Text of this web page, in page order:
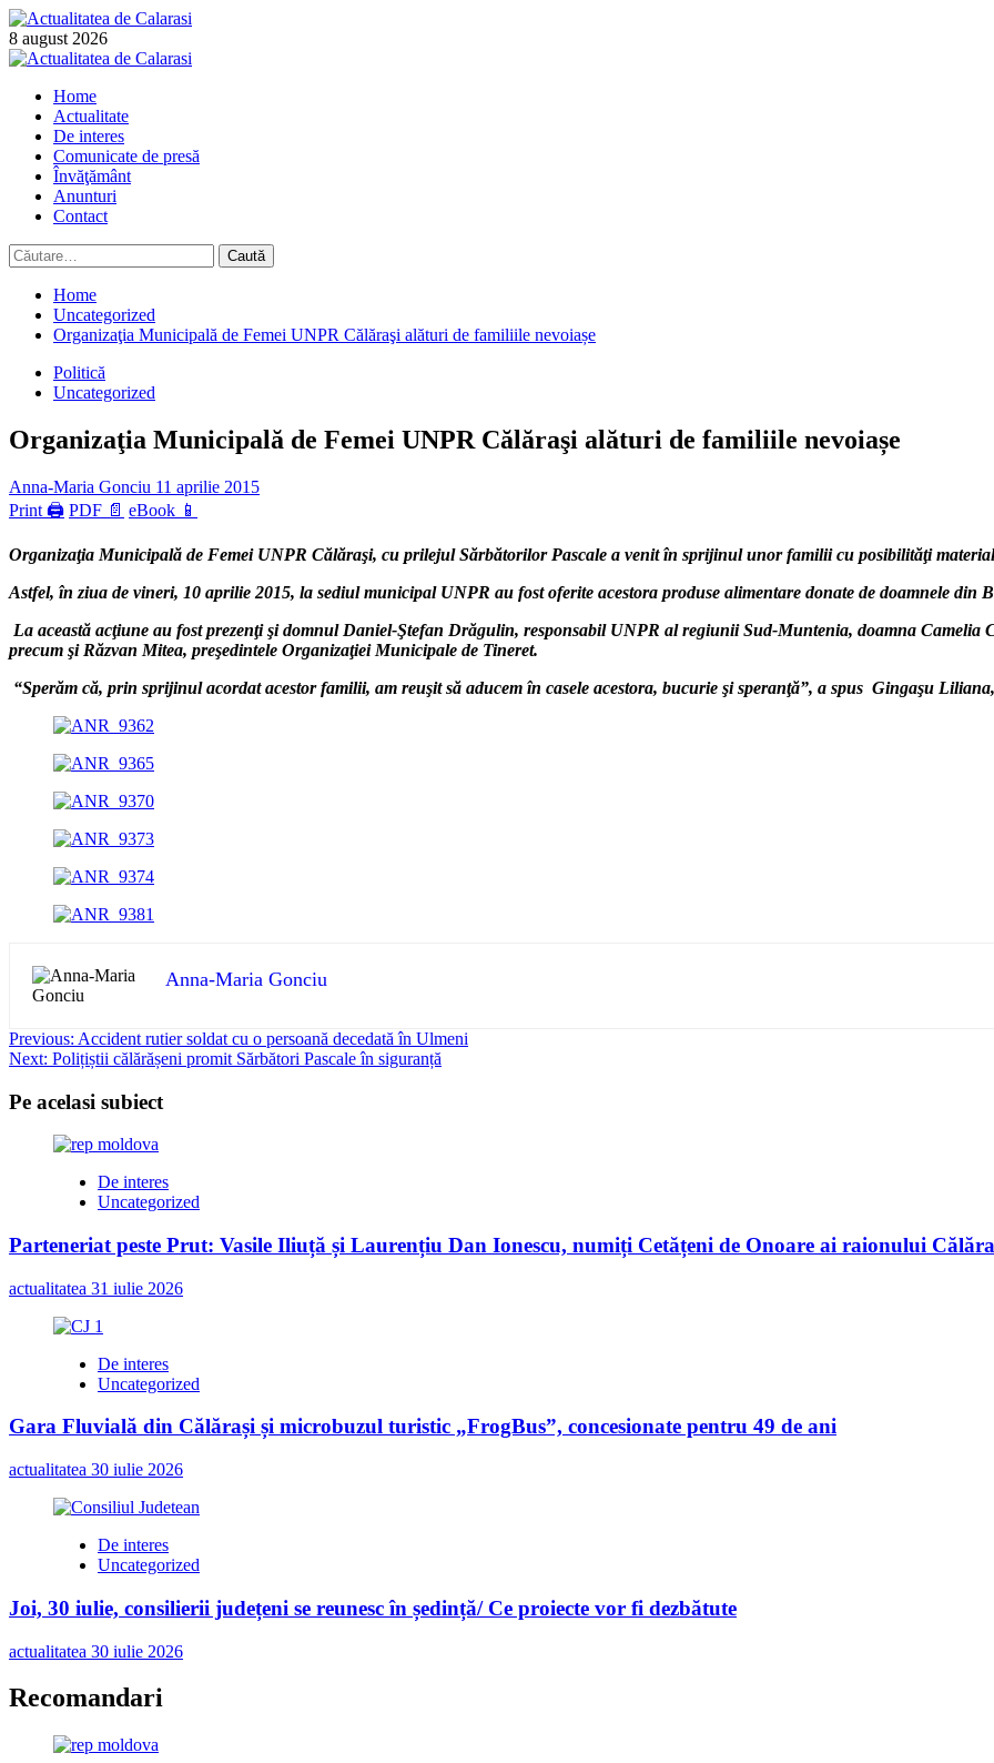
Skip
to
content
8 august 2026
Primary
Home
Actualitate
De interes
Comunicate de presă
Învăţământ
Anunturi
Contact
Caută
după:
Home
Uncategorized
Organizaţia Municipală de Femei UNPR Călăraşi alături de familiile nevoiașe
Politică
Uncategorized
Organizaţia Municipală de Femei UNPR Călăraşi alături de familiile nevoiașe
Anna-Maria Gonciu 11 aprilie 2015
Print 🖨 PDF 📄 eBook 📱
Organizaţia Municipală de Femei UNPR Călăraşi, cu prilejul Sărbătorilor Pascale a venit în sprijinul unor familii cu posibilităţi
Astfel, în ziua de vineri, 10 aprilie 2015, la sediul municipal UNPR au fost oferite acestora produse alimentare donate de doamnele din
La această acţiune au fost prezenţi şi domnul Daniel-Ştefan Drăgulin, responsabil UNPR al regiunii Sud-Muntenia, doamna
precum şi Răzvan Mitea, preşedintele Organizaţiei Municipale de Tineret.
“Sperăm că, prin sprijinul acordat acestor familii, am reuşit să aducem în casele acestora, bucurie şi speranţă”, a spus Gingaşu
Anna-Maria Gonciu
Post
navigation
Previous: Accident rutier soldat cu o persoană decedată în Ulmeni
Next: Polițiștii călărășeni promit Sărbători Pascale în siguranță
Pe acelasi subiect
De interes
Uncategorized
Parteneriat peste Prut: Vasile Iliuță și Laurențiu Dan Ionescu, numiți Cetățeni de Onoare ai raionului
actualitatea 31 iulie 2026
De interes
Uncategorized
Gara Fluvială din Călărași și microbuzul turistic „FrogBus”, concesionate pentru 49 de ani
actualitatea 30 iulie 2026
De interes
Uncategorized
Joi, 30 iulie, consilierii județeni se reunesc în ședință/ Ce proiecte vor fi dezbătute
actualitatea 30 iulie 2026
Recomandari